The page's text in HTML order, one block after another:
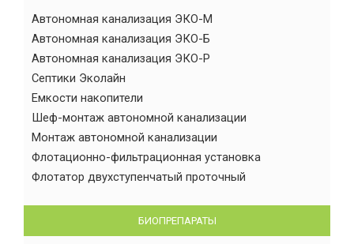
Автономная канализация ЭКО-М
Автономная канализация ЭКО-Б
Автономная канализация ЭКО-Р
Септики Эколайн
Емкости накопители
Шеф-монтаж автономной канализации
Монтаж автономной канализации
Флотационно-фильтрационная установка
Флотатор двухступенчатый проточный
БИОПРЕПАРАТЫ